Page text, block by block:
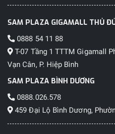
SAM PLAZA GIGAMALL THỦ
0888 54 11 88
T-07 Tầng 1 TTTM Gigamall
Vạn Cân, P. Hiệp Bình
SAM PLAZA BÌNH DƯƠNG
0888.026.578
459 Đại Lộ Bình Dương,